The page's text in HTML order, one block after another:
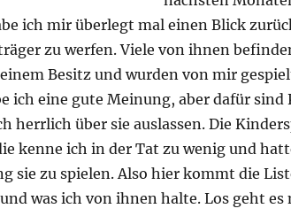
ich mir überlegt mal einen Blick
zu werfen. Viele von ihnen
Besitz und wurden von mir
ich eine gute Meinung, aber dafür
herrlich über sie auslassen. Die
kenne ich in der Tat zu wenig und
sie zu spielen. Also hier kommt die
was ich von ihnen halte. Los geht